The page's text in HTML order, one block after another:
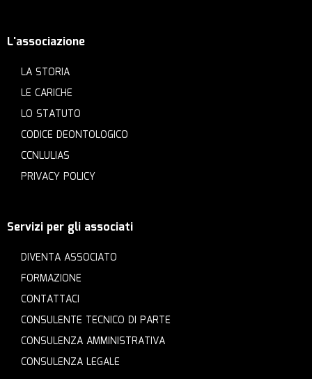
L'associazione
LA STORIA
LE CARICHE
LO STATUTO
CODICE DEONTOLOGICO
CCNLULIAS
PRIVACY POLICY
Servizi per gli associati
DIVENTA ASSOCIATO
FORMAZIONE
CONTATTACI
CONSULENTE TECNICO DI PARTE
CONSULENZA AMMINISTRATIVA
CONSULENZA LEGALE